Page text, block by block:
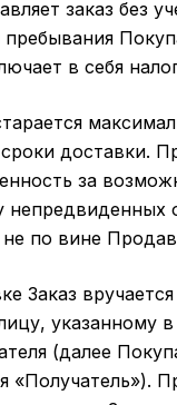
заказ без
в себя
доставки.
за
непредвиденных
по вине
Заказ
указанному в
(далее
«Получатель»).